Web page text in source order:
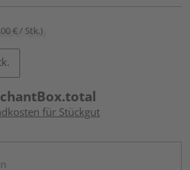
€ / Stk.)
für Stückgut